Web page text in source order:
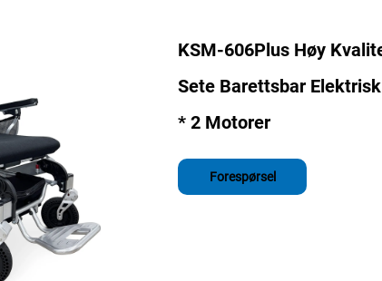
KSM-606Plus Høy
Sete Barettsbar
* 2 Motorer
Forespørsel